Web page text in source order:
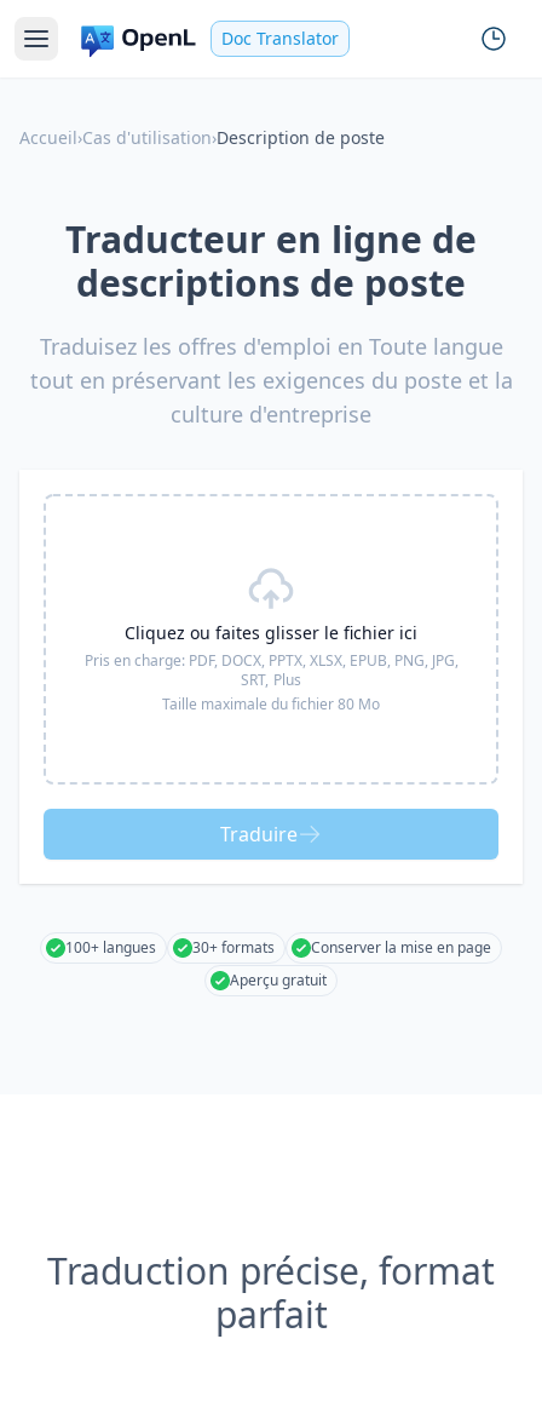
Doc Translator
Accueil›Cas d'utilisation›Description de poste
Traducteur en ligne de
descriptions de poste
Traduisez les offres d'emploi en Toute langue
tout en préservant les exigences du poste et la
culture d'entreprise
Cliquez ou faites glisser le fichier ici
Pris en charge: PDF, DOCX, PPTX, XLSX, EPUB, PNG, JPG,
SRT, Plus
Taille maximale du fichier 80 Mo
Traduire
100+ langues 30+ formats
Conserver la mise en page
Aperçu gratuit
Traduction précise, format
parfait